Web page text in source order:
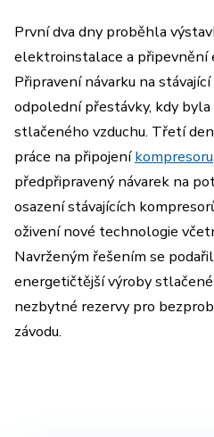
První dva dny proběhla
elektroinstalace a připevnění
Připravení návarku na
odpolední přestávky, kdy
stlačeného vzduchu. Třetí
práce na připojeníkompresoru
předpřipravený návarek na
osazení stávajících
oživení nové technologie
Navrženým řešením se
energetičtější výroby
nezbytné rezervy pro
závodu.